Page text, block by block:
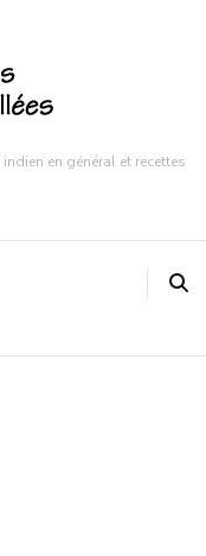
en général et recettes